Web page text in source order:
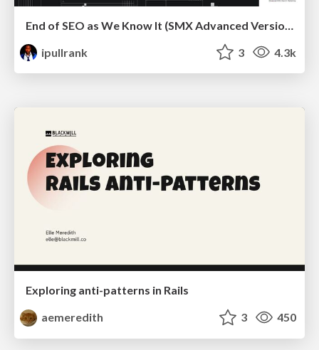
ipullrank
3 4.3k
Exploring anti-patterns in Rails
aemeredith
3 450